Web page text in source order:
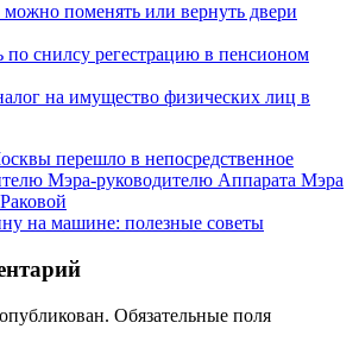
поменять или вернуть двери
по снилсу регестрацию в пенсионом
на имущество физических лиц в
перешло в непосредственное
Мэра-руководителю Аппарата Мэра
на машине: полезные советы
Обязательные поля